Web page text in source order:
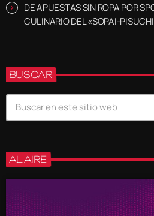
DE APUESTAS SIN ROPA POR
CULINARIO DEL «SOPAI-
BUSCAR
AL AIRE